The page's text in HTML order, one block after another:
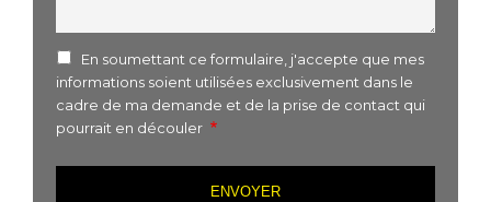
En soumettant ce formulaire, j'accepte que mes
informations soient utilisées exclusivement dans le
cadre de ma demande et de la prise de contact qui
pourrait en découler